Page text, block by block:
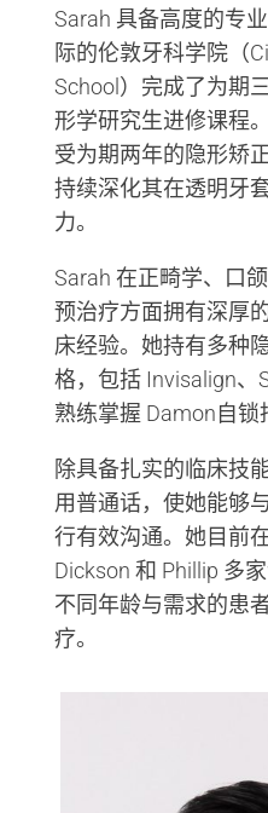
Sarah 具备高度的专
际的伦敦牙科学院（
School）完成了为期
形学研究生进修课程
受为期两年的隐形矫
持续深化其在透明牙
力。
Sarah 在正畸学、口
预治疗方面拥有深厚
床经验。她持有多种
格，包括 Invisalign、
熟练掌握 Damon自锁
除具备扎实的临床技
用普通话，使她能够
行有效沟通。她目前
Dickson 和 Phillip 多
不同年龄与需求的患
疗。